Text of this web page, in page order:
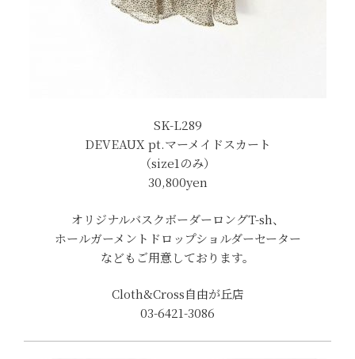
SK-L289
DEVEAUX pt.マーメイドスカート
（size1のみ）
30,800yen
オリジナルバスクボーダーロングT-sh、
ホールガーメントドロップショルダーセーター
などもご用意しております。
Cloth&Cross自由が丘店
03-6421-3086